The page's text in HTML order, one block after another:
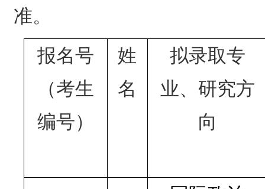
准。
报名号
（考生
编号）
姓
名
拟录取专
业、研究方
向